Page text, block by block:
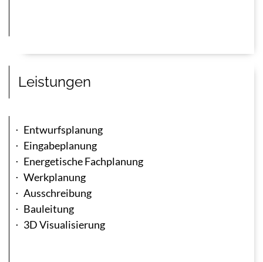
Leistungen
Entwurfsplanung
Eingabeplanung
Energetische Fachplanung
Werkplanung
Ausschreibung
Bauleitung
3D Visualisierung